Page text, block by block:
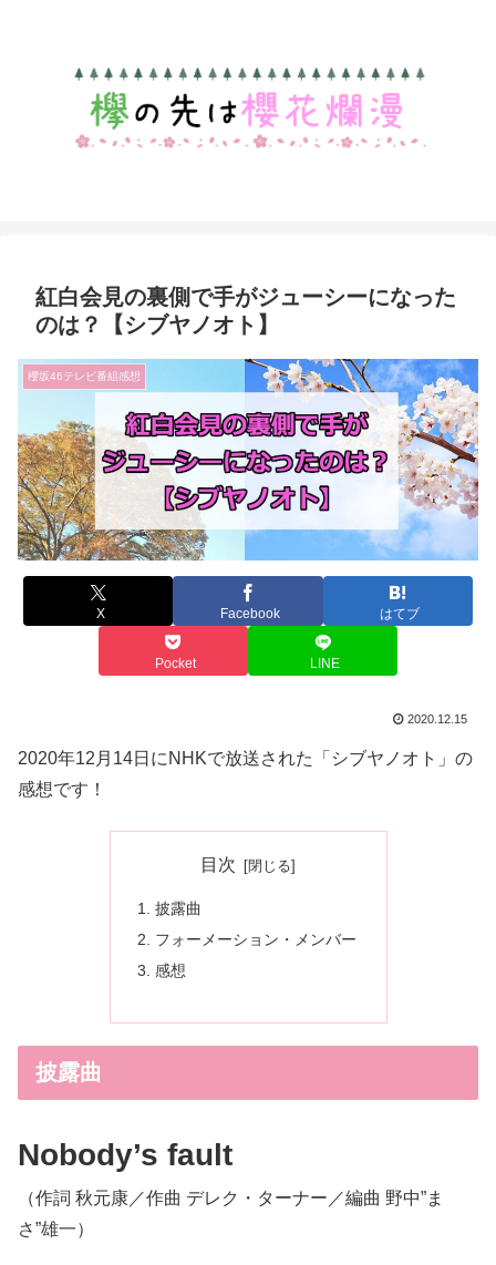
紅白会見の裏側で手がジューシーになった
のは？【シブヤノオト】
櫻坂46テレビ番組感想
X Facebook はてブ
Pocket LINE
2020.12.15
2020年12月14日にNHKで放送された「シブヤノオト」の
感想です！
目次
披露曲
フォーメーション・メンバー
感想
披露曲
Nobody’s fault
（作詞 秋元康／作曲 デレク・ターナー／編曲 野中”ま
さ”雄一）